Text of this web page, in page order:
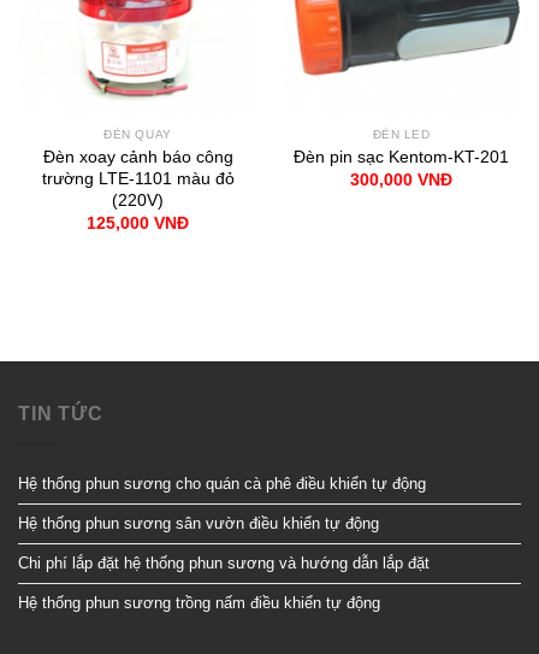
ĐÈN QUAY
Đèn xoay cảnh báo công
trường LTE-1101 màu đỏ
(220V)
125,000 VNĐ
ĐÈN LED
Đèn pin sạc Kentom-KT-201
300,000 VNĐ
TIN TỨC
Hệ thống phun sương cho quán cà phê điều khiển tự động
Hệ thống phun sương sân vườn điều khiển tự động
Chi phí lắp đặt hệ thống phun sương và hướng dẫn lắp đặt
Hệ thống phun sương trồng nấm điều khiển tự động